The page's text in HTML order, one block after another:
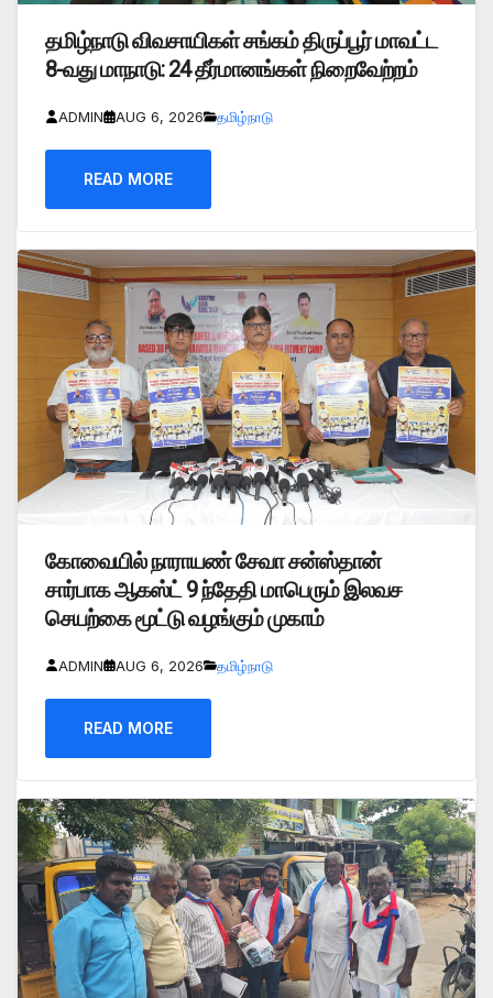
தமிழ்நாடு விவசாயிகள் சங்கம் திருப்பூர் மாவட்ட
8-வது மாநாடு: 24 தீர்மானங்கள் நிறைவேற்றம்
ADMIN AUG 6, 2026 தமிழ்நாடு
READ MORE
கோவையில் நாராயண் சேவா சன்ஸ்தான்
சார்பாக ஆகஸ்ட் 9 ந்தேதி மாபெரும் இலவச
செயற்கை மூட்டு வழங்கும் முகாம்
ADMIN AUG 6, 2026 தமிழ்நாடு
READ MORE